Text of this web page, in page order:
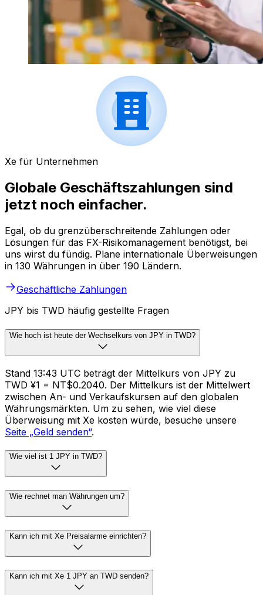
Xe für Unternehmen
Globale Geschäftszahlungen sind
jetzt noch einfacher.
Egal, ob du grenzüberschreitende Zahlungen oder
Lösungen für das FX-Risikomanagement benötigst, bei
uns wirst du fündig. Plane internationale Überweisungen
in 130 Währungen in über 190 Ländern.
Geschäftliche Zahlungen
JPY bis TWD häufig gestellte Fragen
Wie hoch ist heute der Wechselkurs von JPY in TWD?
Stand 13:43 UTC beträgt der Mittelkurs von JPY zu
TWD ¥1 = NT$0.2040. Der Mittelkurs ist der Mittelwert
zwischen An- und Verkaufskursen auf den globalen
Währungsmärkten. Um zu sehen, wie viel diese
Überweisung mit Xe kosten würde, besuche unsere
Seite „Geld senden“.
Wie viel ist 1 JPY in TWD?
Wie rechnet man Währungen um?
Kann ich mit Xe Preisalarme einrichten?
Kann ich mit Xe 1 JPY an TWD senden?